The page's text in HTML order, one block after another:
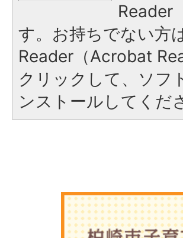
Reader
す。お持ちでない方
Reader（Acrobat
クリックして、ソフ
ンストールしてくだ